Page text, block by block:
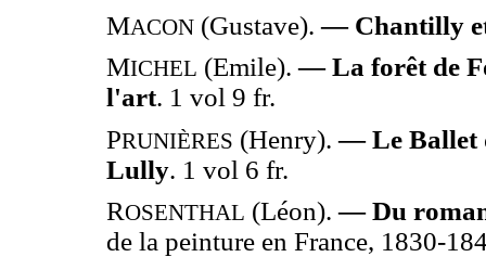
MACON (Gustave). — Chantilly et
MICHEL (Emile). — La forêt de
l'art. 1 vol 9 fr.
PRUNIÈRES (Henry). — Le Ballet
Lully. 1 vol 6 fr.
ROSENTHAL (Léon). — Du
de la peinture en France, 1830-